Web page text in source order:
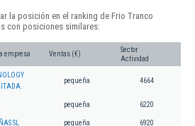
la posición en el ranking de Frio Tranco
con posiciones similares:
empresa Ventas (€)
Sector
Actividad
pequeña 4664
pequeña 6220
SL pequeña 6920